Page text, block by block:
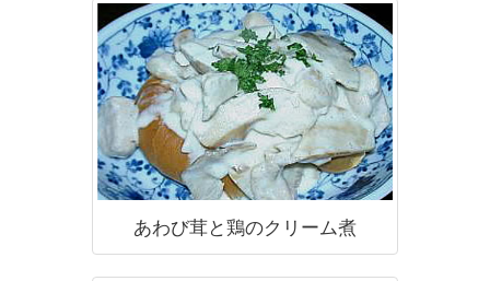
あわび茸と鶏のクリーム煮